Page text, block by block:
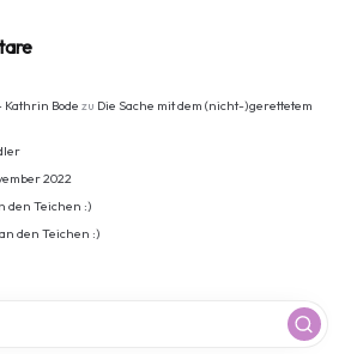
Kathrin Bode zu Die Sache mit dem (nicht-)gerettetem
2022
den Teichen :)
den Teichen :)